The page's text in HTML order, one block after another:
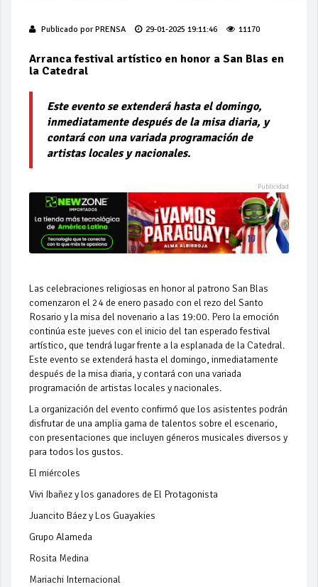
Publicado por PRENSA 29-01-2025 19:11:46 11170
Arranca festival artístico en honor a San Blas en
la Catedral
Este evento se extenderá hasta el domingo,
inmediatamente después de la misa diaria, y
contará con una variada programación de
artistas locales y nacionales.
Las celebraciones religiosas en honor al patrono San Blas
comenzaron el 24 de enero pasado con el rezo del Santo
Rosario y la misa del novenario a las 19:00. Pero la emoción
continúa este jueves con el inicio del tan esperado festival
artístico, que tendrá lugar frente a la esplanada de la Catedral.
Este evento se extenderá hasta el domingo, inmediatamente
después de la misa diaria, y contará con una variada
programación de artistas locales y nacionales.
La organización del evento confirmó que los asistentes podrán
disfrutar de una amplia gama de talentos sobre el escenario,
con presentaciones que incluyen géneros musicales diversos y
para todos los gustos.
El miércoles
Vivi Ibañez y los ganadores de El Protagonista
Juancito Báez y Los Guayakies
Grupo Alameda
Rosita Medina
Mariachi Internacional